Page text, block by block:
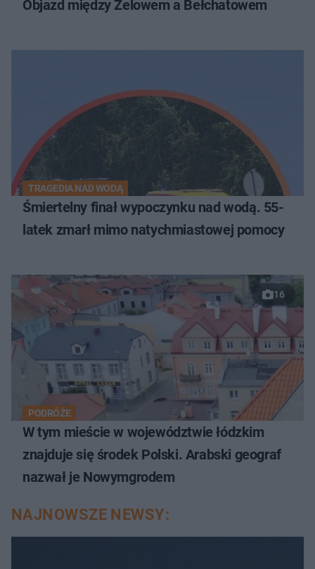
Objazd między Zelowem a Bełchatowem
TRAGEDIA NAD WODĄ
Śmiertelny finał wypoczynku nad wodą. 55-
latek zmarł mimo natychmiastowej pomocy
16
PODRÓŻE
W tym mieście w województwie łódzkim
znajduje się środek Polski. Arabski geograf
nazwał je Nowymgrodem
NAJNOWSZE NEWSY: